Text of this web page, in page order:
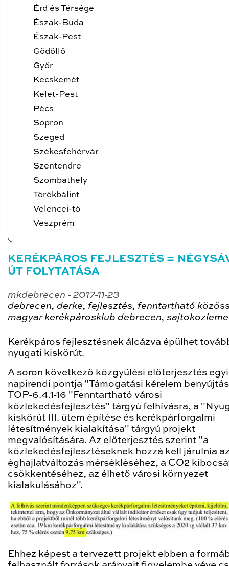
Érd és Térsége
Észak-Buda
Észak-Pest
Gödöllő
Győr
Kecskemét
Kelet-Pest
Pécs
Sopron
Szeged
Székesfehérvár
Szentendre
Szombathely
Törökbálint
Velencei-tó
Veszprém
KERÉKPÁROS FEJLESZTÉS =
ÚT FOLYTATÁSA
mkdebrecen - 2017-11-23
debrecen, derke, fejlesztés, fenntartható
magyar kerékpárosklub debrecen,
Kerékpáros fejlesztésnek álcázva épülhet
nyugati kiskörút.
A soron következő közgyűlési előterjesztés
napirendi pontja "Támogatási kérelem
TOP-6.4.1-16 " Fenntartható városi
közlekedésfejlesztés" tárgyú felhívásra, a
kiskörút III. ütem építése és kerékpárforgalmi
létesítmények kialakítása" tárgyú projekt
megvalósítására. Az előterjesztés szerint "a
közlekedésfejlesztéseknek hozzá kell járulnia
éghajlatváltozás mérsékléséhez, a CO2
csökkentéséhez, az élhető városi környezet
kialakulásához".
Ehhez képest a tervezett projekt ebben a